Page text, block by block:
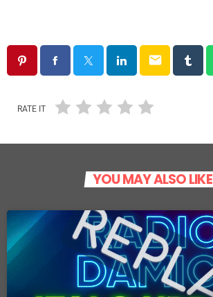
email
RATE IT
YOU MAY ALSO LIKE